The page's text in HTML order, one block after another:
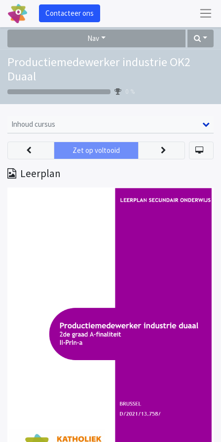
Contacteer ons
Nav
Productiemedewerker industrie OK2
Duaal
0 %
Inhoud cursus
Leerplan
Zet op voltooid